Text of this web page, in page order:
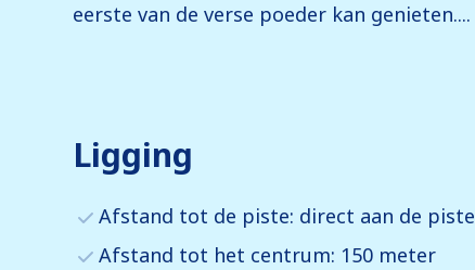
eerste van de verse poeder kan genieten....
Ligging
Afstand tot de piste: direct aan de piste
Afstand tot het centrum: 150 meter